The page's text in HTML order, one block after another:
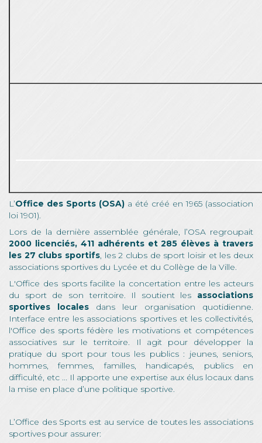
L’Office des Sports (OSA) a été créé en 1965 (association
loi 1901).
Lors de la dernière assemblée générale, l’OSA regroupait
2000 licenciés, 411 adhérents et 285 élèves à travers
les 27 clubs sportifs, les 2 clubs de sport loisir et les deux
associations sportives du Lycée et du Collège de la Ville.
L'Office des sports facilite la concertation entre les acteurs
du sport de son territoire. Il soutient les associations
sportives locales dans leur organisation quotidienne.
Interface entre les associations sportives et les collectivités,
l'Office des sports fédère les motivations et compétences
associatives sur le territoire. Il agit pour développer la
pratique du sport pour tous les publics : jeunes, seniors,
hommes, femmes, familles, handicapés, publics en
difficulté, etc ... Il apporte une expertise aux élus locaux dans
la mise en place d’une politique sportive.
L’Office des Sports est au service de toutes les associations
sportives pour assurer: